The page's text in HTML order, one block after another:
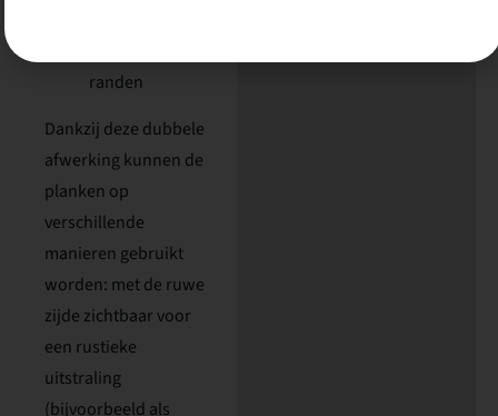
randen
Dankzij deze dubbele
afwerking kunnen de
planken op
verschillende
manieren gebruikt
worden: met de ruwe
zijde zichtbaar voor
een rustieke
uitstraling
(bijvoorbeeld als